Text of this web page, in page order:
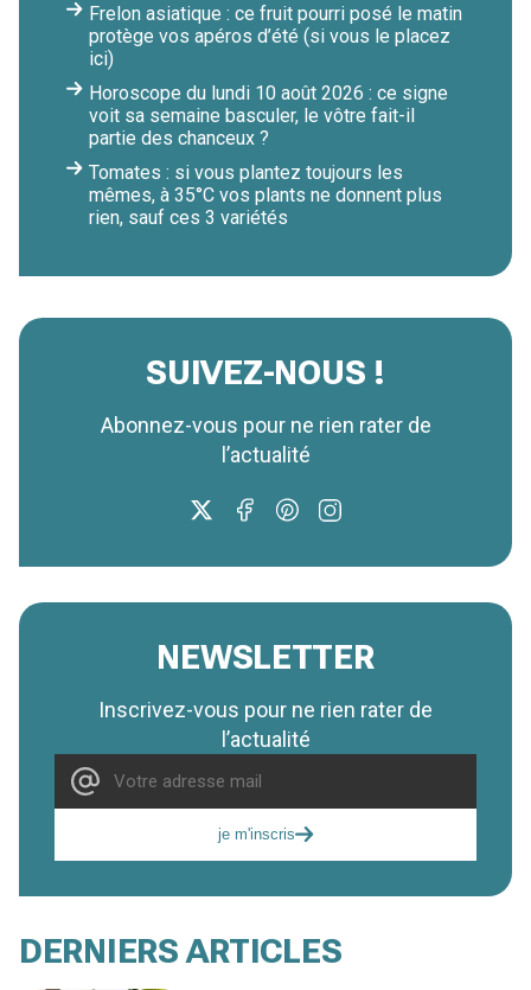
Frelon asiatique : ce fruit pourri posé le matin
protège vos apéros d’été (si vous le placez
ici)
Horoscope du lundi 10 août 2026 : ce signe
voit sa semaine basculer, le vôtre fait-il
partie des chanceux ?
Tomates : si vous plantez toujours les
mêmes, à 35°C vos plants ne donnent plus
rien, sauf ces 3 variétés
SUIVEZ-NOUS !
Abonnez-vous pour ne rien rater de
l’actualité
NEWSLETTER
Inscrivez-vous pour ne rien rater de
l’actualité
je m'inscris
DERNIERS ARTICLES